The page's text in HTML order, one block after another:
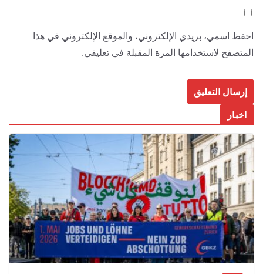
احفظ اسمي، بريدي الإلكتروني، والموقع الإلكتروني في هذا
المتصفح لاستخدامها المرة المقبلة في تعليقي.
اخبار